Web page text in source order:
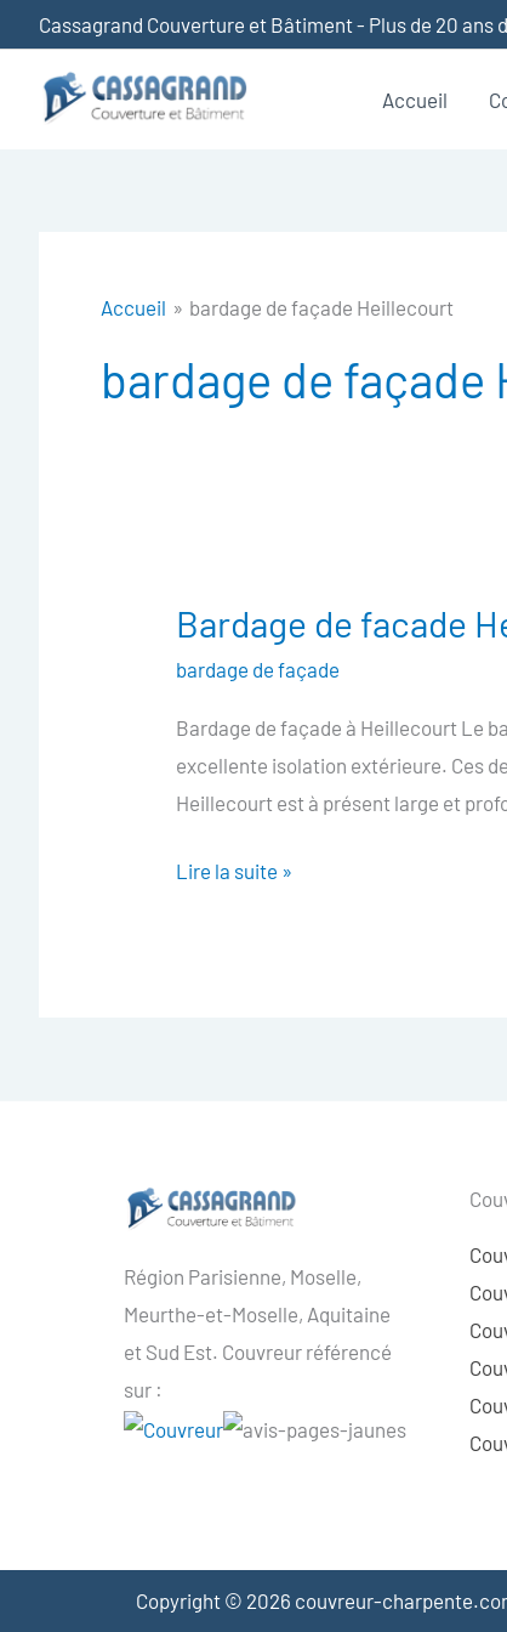
au
contenu
Cassagrand Couverture et Bâtiment - Plus de 20 ans
Accueil
Accueil bardage de façade Heillecourt
bardage de
Bardage de facade
bardage de façade
Bardage de façade à Heillecourt Le
excellente isolation extérieure. Ces
Heillecourt est à présent large et
Bardage
Heillecourt
Lire la suite »
Région Parisienne, Moselle,
Meurthe-et-Moselle, Aquitaine
et Sud Est. Couvreur référencé
sur :
Copyright © 2026 couvreur-